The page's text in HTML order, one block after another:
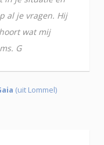
al je vragen. Hij
wat mij
G
(uit Lommel)